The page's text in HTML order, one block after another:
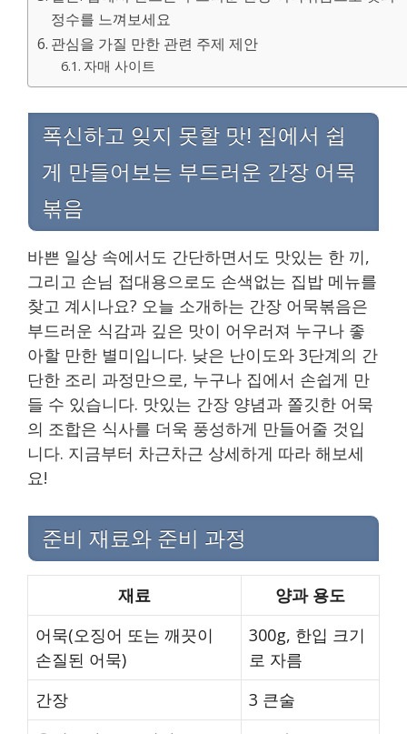
정수를 느껴보세요
관심을 가질 만한 관련 주제 제안
자매 사이트
폭신하고 잊지 못할 맛! 집에서 쉽
게 만들어보는 부드러운 간장 어묵
볶음
바쁜 일상 속에서도 간단하면서도 맛있는 한 끼,
그리고 손님 접대용으로도 손색없는 집밥 메뉴를
찾고 계시나요? 오늘 소개하는 간장 어묵볶음은
부드러운 식감과 깊은 맛이 어우러져 누구나 좋
아할 만한 별미입니다. 낮은 난이도와 3단계의 간
단한 조리 과정만으로, 누구나 집에서 손쉽게 만
들 수 있습니다. 맛있는 간장 양념과 쫄깃한 어묵
의 조합은 식사를 더욱 풍성하게 만들어줄 것입
니다. 지금부터 차근차근 상세하게 따라 해보세
요!
준비 재료와 준비 과정
재료
양과 용도
어묵(오징어 또는 깨끗이
손질된 어묵)
300g, 한입 크기
로 자름
간장
3 큰술